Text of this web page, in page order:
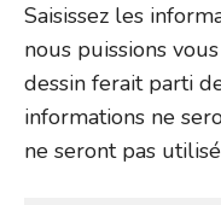
Saisissez les
nous puissions
dessin ferait parti
informations ne
ne seront pas